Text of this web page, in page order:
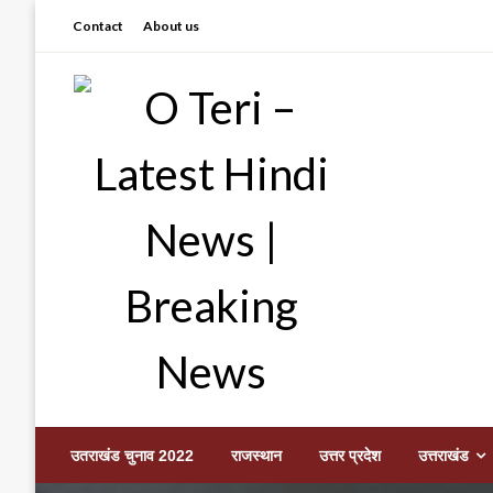
Contact About us
O Teri – Latest Hindi
उतराखंड चुनाव 2022 राजस्थान उत्तर प्रदेश उत्तराखंड